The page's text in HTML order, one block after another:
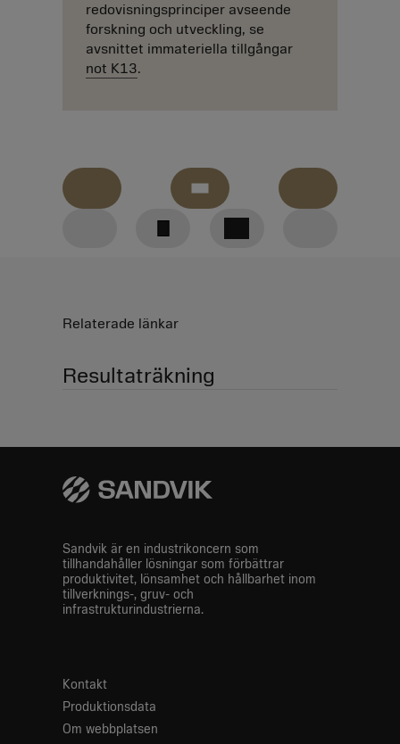
redovisningsprinciper avseende
forskning och utveckling, se
avsnittet immateriella tillgångar
not K13.
Tillbaka
NedladdningarJämfört
föregående
GRI
Relaterade länkar
Resultaträkning
Sandvik är en industrikoncern som
tillhandahåller lösningar som förbättrar
produktivitet, lönsamhet och hållbarhet inom
tillverknings-, gruv- och
infrastrukturindustrierna.
Kontakt
Produktionsdata
Om webbplatsen